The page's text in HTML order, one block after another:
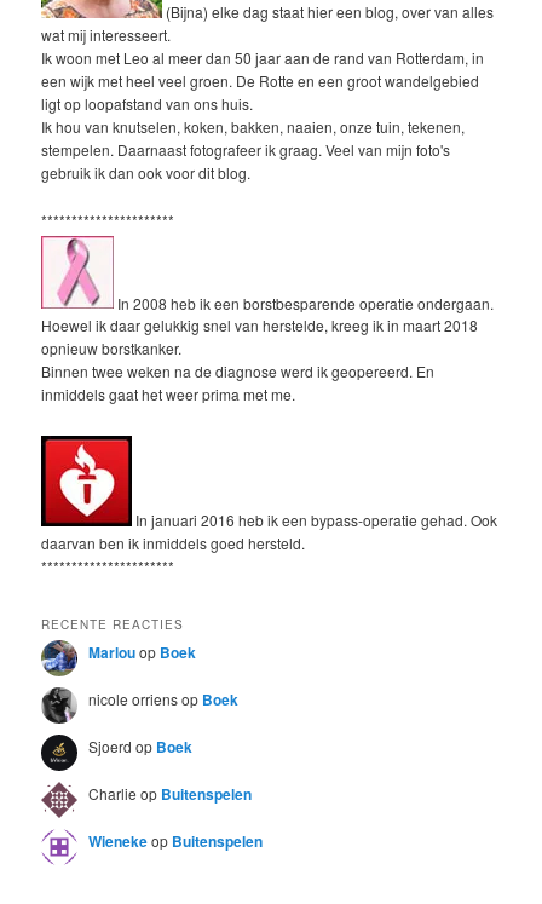
(Bijna) elke dag staat hier een blog, over van alles
wat mij interesseert.
Ik woon met Leo al meer dan 50 jaar aan de rand van Rotterdam, in
een wijk met heel veel groen. De Rotte en een groot wandelgebied
ligt op loopafstand van ons huis.
Ik hou van knutselen, koken, bakken, naaien, onze tuin, tekenen,
stempelen. Daarnaast fotografeer ik graag. Veel van mijn foto's
gebruik ik dan ook voor dit blog.
**********************
In 2008 heb ik een borstbesparende operatie ondergaan.
Hoewel ik daar gelukkig snel van herstelde, kreeg ik in maart 2018
opnieuw borstkanker.
Binnen twee weken na de diagnose werd ik geopereerd. En
inmiddels gaat het weer prima met me.
In januari 2016 heb ik een bypass-operatie gehad. Ook
daarvan ben ik inmiddels goed hersteld.
**********************
RECENTE REACTIES
Marlouop Boek
nicole orriensop Boek
Sjoerd op Boek
Charlie op Buitenspelen
Wienekeop Buitenspelen